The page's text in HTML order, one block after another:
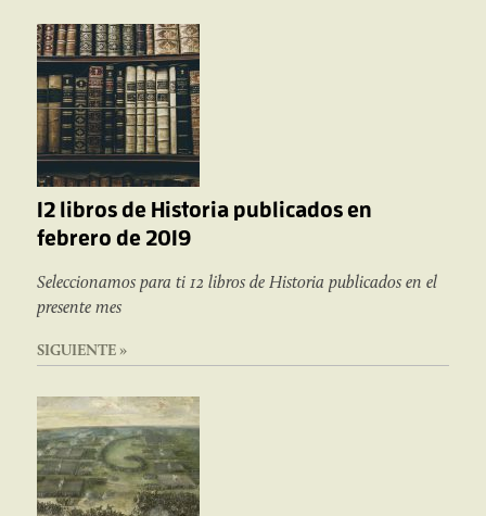
12 libros de Historia publicados en
febrero de 2019
Seleccionamos para ti 12 libros de Historia publicados en el
presente mes
SIGUIENTE »